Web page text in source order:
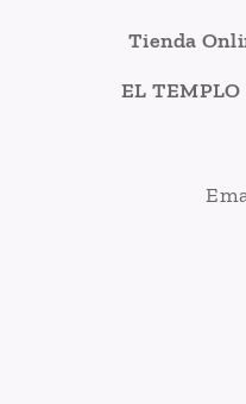
Tienda
EL TEMPLO